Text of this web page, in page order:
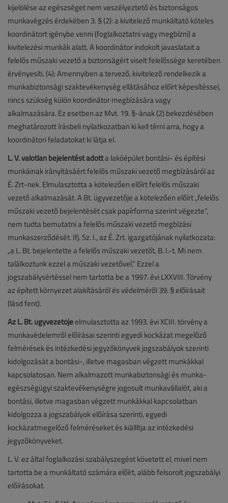
kijelölése az egészséget nem veszélyeztető és biztonságos
munkavégzés érdekében 3. § (2): a kivitelező munkáltató köteles
koordinátort igénybe venni (foglalkoztatni vagy megbízni) a
kivitelezési munkák alatt. A koordinátor indokolt javaslatait a
felelős műszaki vezető a biztonságért viselt felelőssége keretében
érvényesíti. (4): Amennyiben a tervező, kivitelező rendelkezik a
munkabiztonsági szaktevékenység ellátásához előírt képesítéssel,
nincs szükség külön koordinátor megbízására vagy
alkalmazására. Ez esetben az Mvt. 19. §-ának (2) bekezdésében
meghatározott írásbeli nyilatkozatban ki kell térni arra, hogy a
koordinátori feladatokat ki látja el.
L. V. valótlan bejelentést adotta lakóépület bontási- és építési
munkáinak irányításáért felelős műszaki vezető megbízásáról az
É. Zrt-nek. Elmulasztotta a kötelezően előírt felelős műszaki
vezető alkalmazását. A Bt. ügyvezetője a kötelezően előírt „felelős
műszaki vezető bejelentését csak papírforma szerint végezte”,
nem tudta bemutatni a felelős műszaki vezető megbízási
munkaszerződését. Ifj. Sz. I., az É. Zrt. igazgatójának nyilatkozata:
„a L. Bt. bejelentette a felelős műszaki vezetőt, B. I.-t. Mi nem
találkoztunk ezzel a műszaki vezetővel.” Ezzel a
jogszabálysértéssel nem tartotta be a 1997. évi LXXVIII. Törvény
az épített környezet alakításáról és védelméről 39. § előírásait
(lásd fent).
Az L. Bt. ügyvezetőjeelmulasztotta az 1993. évi XCIII. törvény a
munkavédelemről előírásai szerinti egyedi kockázat megelőző
felmérések és intézkedési jegyzőkönyvek jogszabályok szerinti
kidolgozását a bontási-, illetve magasban végzett munkákkal
kapcsolatosan. Nem alkalmazott munkabiztonsági és munka-
egészségügyi szaktevékenységre jogosult munkavállalót, aki a
bontási, illetve magasban végzett munkákkal kapcsolatban
kidolgozza a jogszabályok előírása szerinti, egyedi
kockázatmegelőző felméréseket és kiállítja az intézkedési
jegyzőkönyveket.
L. V. ez által foglalkozási szabályszegést követett el, mivel nem
tartotta be a munkáltató számára előírt, alább felsorolt jogszabályi
előírásokat.